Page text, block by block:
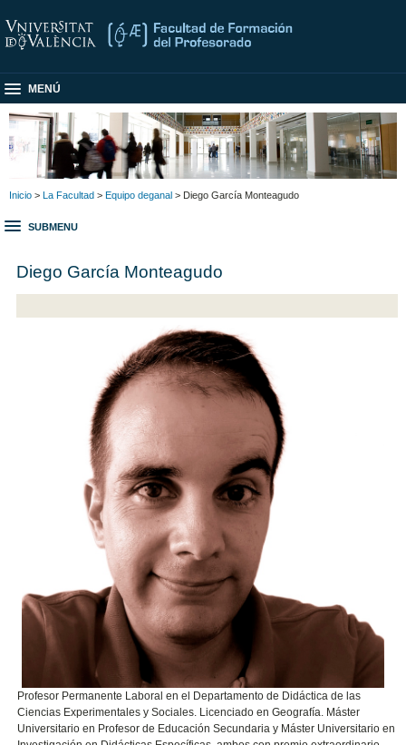
MENÚ
Inicio > La Facultad > Equipo deganal > Diego García Monteagudo
SUBMENU
Diego García Monteagudo
Profesor Permanente Laboral en el Departamento de Didáctica de las
Ciencias Experimentales y Sociales. Licenciado en Geografía. Máster
Universitario en Profesor de Educación Secundaria y Máster Universitario en